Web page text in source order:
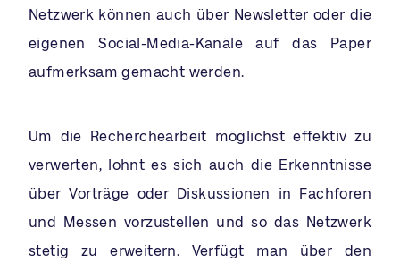
Netzwerk können auch über Newsletter oder die
eigenen Social-Media-Kanäle auf das Paper
aufmerksam gemacht werden.
Um die Recherchearbeit möglichst effektiv zu
verwerten, lohnt es sich auch die Erkenntnisse
über Vorträge oder Diskussionen in Fachforen
und Messen vorzustellen und so das Netzwerk
stetig zu erweitern. Verfügt man über den